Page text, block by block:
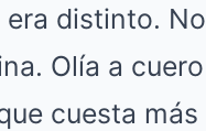
era distinto. No
Olía a cuero
cuesta más